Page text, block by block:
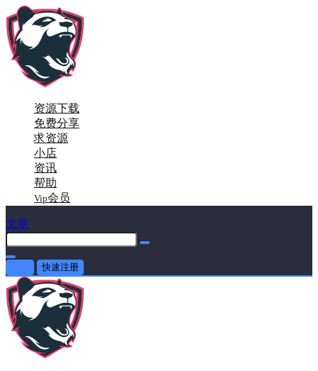
资源下载
免费分享
求资源
小店
资讯
帮助
Vip会员
文章
快速注册